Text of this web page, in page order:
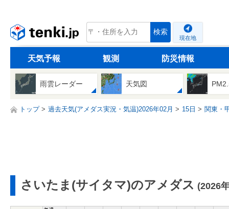
tenki.jp 検索
現在地
天気予報 観測 防災情報
雨雲レーダー 天気図
トップ 過去天気(アメダス実況・気温)2026年02月 15日 関東・
さいたま(サイタマ)のアメダス (2026